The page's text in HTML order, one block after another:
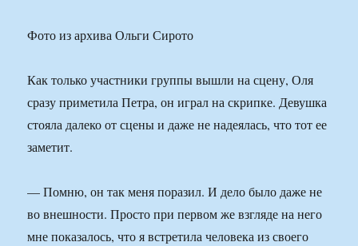
Фото из архива Ольги Сирото
Как только участники группы вышли на сцену, Оля
сразу приметила Петра, он играл на скрипке. Девушка
стояла далеко от сцены и даже не надеялась, что тот ее
заметит.
— Помню, он так меня поразил. И дело было даже не
во внешности. Просто при первом же взгляде на него
мне показалось, что я встретила человека из своего